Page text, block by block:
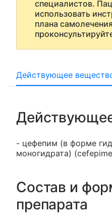
специалистов.
использовать
плана
Действующее
- цефепим (в форме
моногидрата)
Состав и
препарата